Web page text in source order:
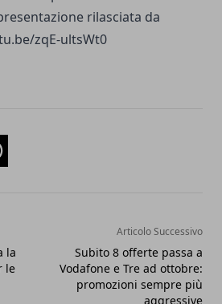
rilasciata da
zqE-ultsWt0
la
le
Articolo Successivo
Subito 8 offerte passa a
Vodafone e Tre ad ottobre:
promozioni sempre più
aggressive